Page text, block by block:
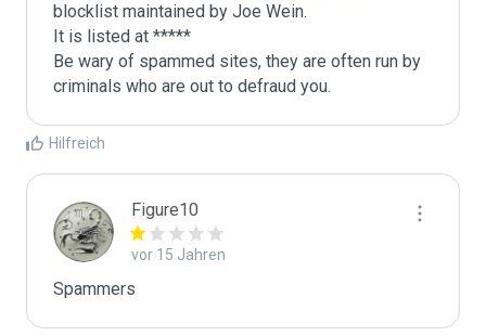
blocklist maintained by Joe Wein.
It is listed at *****
Be wary of spammed sites, they are often run by
criminals who are out to defraud you.
Hilfreich
Figure10
vor 15 Jahren
Spammers